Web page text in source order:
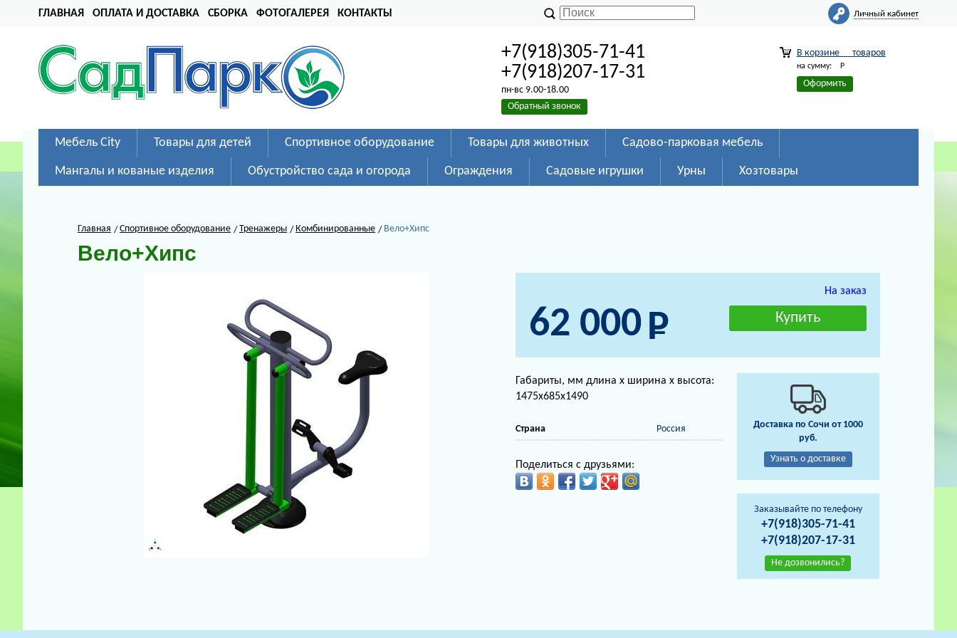
ГЛАВНАЯ ОПЛАТА И ДОСТАВКА СБОРКА ФОТОГАЛЕРЕЯ КОНТАКТЫ Личный кабинет
+7(918)305-71-41
+7(918)207-17-31
пн-вс 9.00-18.00
Обратный звонок
В корзине товаров
на сумму: Р
Оформить
Мебель City Товары для детей Спортивное оборудование Товары для животных Садово-парковая мебель
Мангалы и кованые изделия Обустройство сада и огорода Ограждения Садовые игрушки Урны Хозтовары
Главная Спортивное оборудование Тренажеры Комбинированные Вело+Хипс
Вело+Хипс
На заказ
62 000
Габариты, мм длина х ширина х высота:
1475х685х1490
Страна Россия
Поделиться с друзьями:
Доставка по Сочи от 1000
руб.
Узнать о доставке
Заказывайте по телефону
+7(918)305-71-41
+7(918)207-17-31
Не дозвонились?